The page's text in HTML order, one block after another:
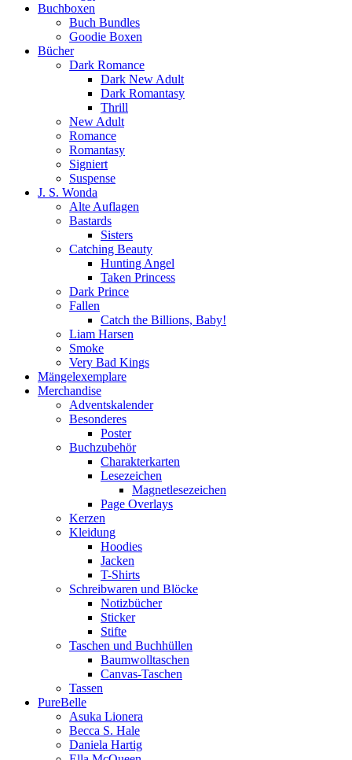
Buchboxen
Buch Bundles
Goodie Boxen
Bücher
Dark Romance
Dark New Adult
Dark Romantasy
Thrill
New Adult
Romance
Romantasy
Signiert
Suspense
J. S. Wonda
Alte Auflagen
Bastards
Sisters
Catching Beauty
Hunting Angel
Taken Princess
Dark Prince
Fallen
Catch the Billions, Baby!
Liam Harsen
Smoke
Very Bad Kings
Mängelexemplare
Merchandise
Adventskalender
Besonderes
Poster
Buchzubehör
Charakterkarten
Lesezeichen
Magnetlesezeichen
Page Overlays
Kerzen
Kleidung
Hoodies
Jacken
T-Shirts
Schreibwaren und Blöcke
Notizbücher
Sticker
Stifte
Taschen und Buchhüllen
Baumwolltaschen
Canvas-Taschen
Tassen
PureBelle
Asuka Lionera
Becca S. Hale
Daniela Hartig